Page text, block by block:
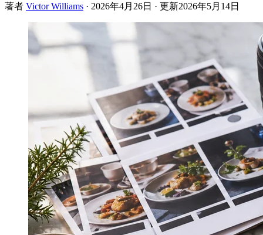
著者 Victor Williams · 2026年4月26日 · 更新2026年5月14日